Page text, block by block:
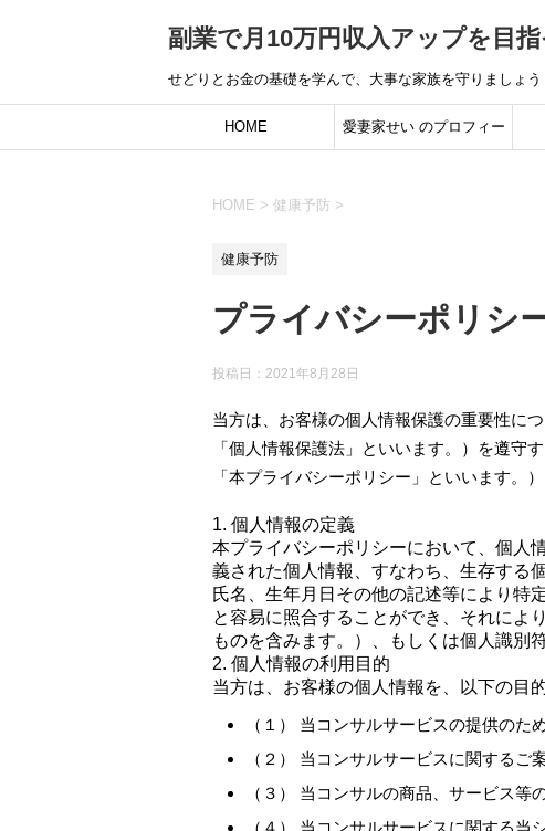
副業で月10万円収入アップを目
せどりとお金の基礎を学んで、大事な家族を守りましょう
HOME 愛妻家せい のプロフィー
に入れるまで
HOME > 健康予防 >
健康予防
プライバシーポリシ
投稿日： 2021年8月28日
当方は、お客様の個人情報保護の重要性に
「個人情報保護法」といいます。）を遵守
「本プライバシーポリシー」といいます。
1. 個人情報の定義
本プライバシーポリシーにおいて、個人
義された個人情報、すなわち、生存する
氏名、生年月日その他の記述等により特
と容易に照合することができ、それによ
ものを含みます。）、もしくは個人識別
2. 個人情報の利用目的
当方は、お客様の個人情報を、以下の目
（１） 当コンサルサービスの提供のた
（２） 当コンサルサービスに関する
（３） 当コンサルの商品、サービス等
（４） 当コンサルサービスに関する